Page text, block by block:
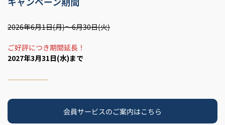
2026年6月1日(月)～6月30日(火)
ご好評につき期間延長！
2027年3月31日(水)まで
会員サービスのご案内はこちら